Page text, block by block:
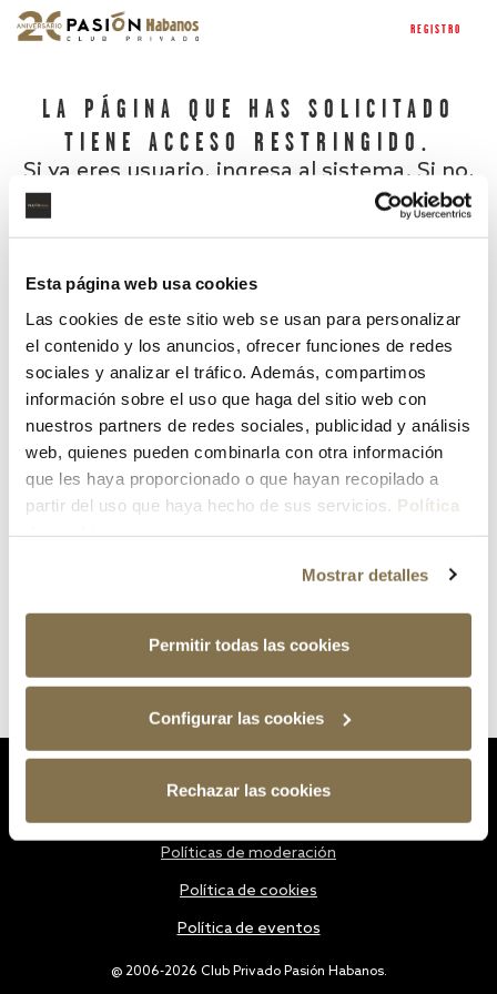
Esta página web usa cookies
Las cookies de este sitio web se usan para personalizar
el contenido y los anuncios, ofrecer funciones de redes
sociales y analizar el tráfico. Además, compartimos
información sobre el uso que haga del sitio web con
nuestros partners de redes sociales, publicidad y análisis
web, quienes pueden combinarla con otra información
que les haya proporcionado o que hayan recopilado a
partir del uso que haya hecho de sus servicios. Política
Mostrar detalles
Permitir todas las cookies
Configurar las cookies
Rechazar las cookies
REGISTRO
LA PÁGINA QUE HAS SOLICITADO
TIENE ACCESO RESTRINGIDO.
Si ya eres usuario, ingresa al sistema. Si no,
¿Has olvidado tu contraseña?
@ 2006-2026 Club Privado Pasión Habanos.
Políticas de moderación
Política de cookies
Política de eventos